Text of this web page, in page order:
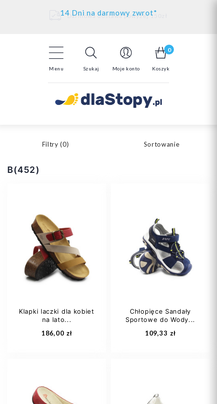
Kontakt
Darmowa dostawa powyżej 150zł
14 Dni na darmowy zwrot*
Menu Szukaj Moje konto
0
Koszyk
Filtry (0) Sortowanie
B(452)
Klapki laczki dla kobiet
na lato...
186,00 zł
Chłopięce Sandały
Sportowe do Wody...
109,33 zł